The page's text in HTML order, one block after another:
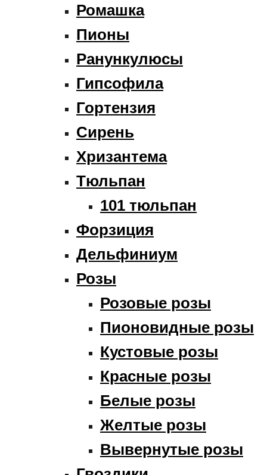
Ромашка
Пионы
Ранункулюсы
Гипсофила
Гортензия
Сирень
Хризантема
Тюльпан
101 тюльпан
Форзиция
Дельфиниум
Розы
Розовые розы
Пионовидные розы
Кустовые розы
Красные розы
Белые розы
Желтые розы
Вывернутые розы